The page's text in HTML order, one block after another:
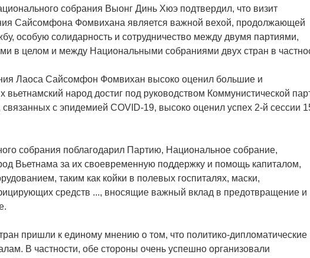
собрания Выонг Динь Хюэ подтвердил, что визит
Сайсомфона Фомвихана является важной вехой, продолжающей
особую солидарность и сотрудничество между двумя партиями,
в целом и между Национальными собраниями двух стран в
Лаоса Сайсомфон Фомвихан высоко оценил большие и
народ достиг под руководством Коммунистической
с эпидемией COVID-19, высоко оценил успех 2-й сессии
собрания поблагодарил Партию, Национальное собрание,
Вьетнама за их своевременную поддержку и помощь капиталом,
таким как койки в полевых госпиталях, маски,
средств ..., вносящие важный вклад в предотвращение и
пришли к единому мнению о том, что политико-дипломатические
В частности, обе стороны очень успешно организовали